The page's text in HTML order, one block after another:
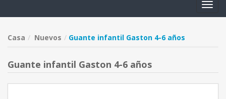
Casa Nuevos Guante infantil Gaston 4-6 años
Guante infantil Gaston 4-6 años